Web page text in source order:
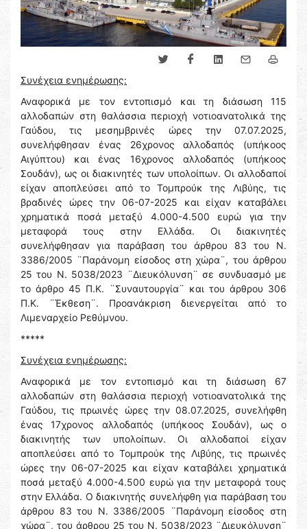
Συνέχεια ενημέρωσης:
Αναφορικά με τον εντοπισμό και τη διάσωση 115
αλλοδαπών στη θαλάσσια περιοχή νοτιοανατολικά της
Γαύδου, τις μεσημβρινές ώρες την 07.07.2025,
συνελήφθησαν ένας 26χρονος αλλοδαπός (υπήκοος
Αιγύπτου) και ένας 16χρονος αλλοδαπός (υπήκοος
Σουδάν), ως οι διακινητές των υπολοίπων. Οι αλλοδαποί
είχαν αποπλεύσει από το Τομπρούκ της Λιβύης, τις
βραδινές ώρες την 06-07-2025 και είχαν καταβάλει
χρηματικά ποσά μεταξύ 4.000-4.500 ευρώ για την
μεταφορά τους στην Ελλάδα. Οι διακινητές
συνελήφθησαν για παράβαση του άρθρου 83 του Ν.
3386/2005 ¨Παράνομη είσοδος στη χώρα¨, του άρθρου
25 του Ν. 5038/2023 ¨Διευκόλυνση¨ σε συνδυασμό με
το άρθρο 45 Π.Κ. ¨Συναυτουργία¨ και του άρθρου 306
Π.Κ. ¨Έκθεση¨. Προανάκριση διενεργείται από το
Λιμεναρχείο Ρεθύμνου.
*****
Συνέχεια ενημέρωσης:
Αναφορικά με τον εντοπισμό και τη διάσωση 67
αλλοδαπών στη θαλάσσια περιοχή νοτιοανατολικά της
Γαύδου, τις πρωινές ώρες την 08.07.2025, συνελήφθη
ένας 17χρονος αλλοδαπός (υπήκοος Σουδάν), ως ο
διακινητής των υπολοίπων. Οι αλλοδαποί είχαν
αποπλεύσει από το Τομπρούκ της Λιβύης, τις πρωινές
ώρες την 06-07-2025 και είχαν καταβάλει χρηματικά
ποσά μεταξύ 4.000-4.500 ευρώ για την μεταφορά τους
στην Ελλάδα. Ο διακινητής συνελήφθη για παράβαση του
άρθρου 83 του Ν. 3386/2005 ¨Παράνομη είσοδος στη
χώρα¨, του άρθρου 25 του Ν. 5038/2023 ¨Διευκόλυνση¨